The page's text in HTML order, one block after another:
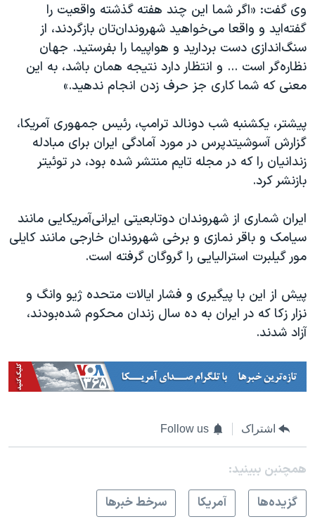
وی گفت: «اگر شما این چند هفته گذشته واقعیت را
گفته‌اید و واقعا می‌خواهید شهروندان‌تان بازگردند، از
سنگ‌اندازی دست بردارید و هواپیما را بفرستید. جهان
نظاره‌گر است ... و انتظار دارد نتیجه همان باشد، به این
معنی که شما کاری جز حرف زدن انجام ندهید.»
پیشتر، یکشنبه شب دونالد ترامپ، رئیس جمهوری آمریکا،
گزارش آسوشیتدپرس در مورد آمادگی ایران برای مبادله
زندانیان را که در مجله تایم منتشر شده بود، در توئیتر
بازنشر کرد.
ایران شماری از شهروندان دوتابعیتی ایرانی‌آمریکایی مانند
سیامک و باقر نمازی و برخی شهروندان خارجی مانند کایلی
مور گیلبرت استرالیایی را گروگان گرفته است.
پیش از این با پیگیری و فشار ایالات متحده ژیو وانگ و
نزار زکا که در ایران به ده سال زندان محکوم شده‌بودند،
آزاد شدند.
اشتراک Follow us
همچنبن ببینید:
گزيده‌ها
آمريکا سرخط خبرها